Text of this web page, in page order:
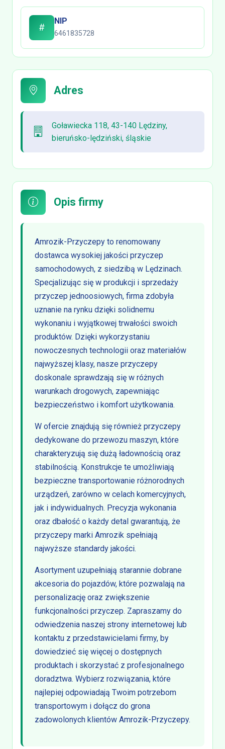
NIP
6461835728
Adres
Goławiecka 118, 43-140 Lędziny,
bieruńsko-lędziński, śląskie
Opis firmy
Amrozik-Przyczepy to renomowany
dostawca wysokiej jakości przyczep
samochodowych, z siedzibą w Lędzinach.
Specjalizując się w produkcji i sprzedaży
przyczep jednoosiowych, firma zdobyła
uznanie na rynku dzięki solidnemu
wykonaniu i wyjątkowej trwałości swoich
produktów. Dzięki wykorzystaniu
nowoczesnych technologii oraz materiałów
najwyższej klasy, nasze przyczepy
doskonale sprawdzają się w różnych
warunkach drogowych, zapewniając
bezpieczeństwo i komfort użytkowania.
W ofercie znajdują się również przyczepy
dedykowane do przewozu maszyn, które
charakteryzują się dużą ładownością oraz
stabilnością. Konstrukcje te umożliwiają
bezpieczne transportowanie różnorodnych
urządzeń, zarówno w celach komercyjnych,
jak i indywidualnych. Precyzja wykonania
oraz dbałość o każdy detal gwarantują, że
przyczepy marki Amrozik spełniają
najwyższe standardy jakości.
Asortyment uzupełniają starannie dobrane
akcesoria do pojazdów, które pozwalają na
personalizację oraz zwiększenie
funkcjonalności przyczep. Zapraszamy do
odwiedzenia naszej strony internetowej lub
kontaktu z przedstawicielami firmy, by
dowiedzieć się więcej o dostępnych
produktach i skorzystać z profesjonalnego
doradztwa. Wybierz rozwiązania, które
najlepiej odpowiadają Twoim potrzebom
transportowym i dołącz do grona
zadowolonych klientów Amrozik-Przyczepy.